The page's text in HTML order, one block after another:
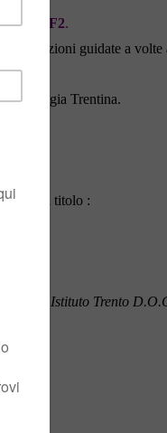
E2-F1-F2.
guidate a volte
Trentina.
dal titolo :
Istituto Trento